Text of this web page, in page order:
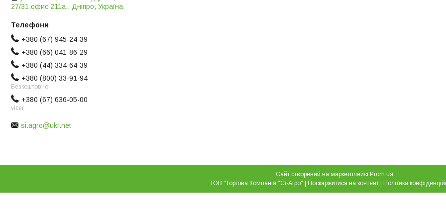
27/31,офис 211а., Дніпро, Україна
+380 (67) 945-24-39
+380 (66) 041-86-29
+380 (44) 334-64-39
+380 (800) 33-91-94
Безкоштовно
+380 (67) 636-05-00
viber
si.agro@ukr.net
Сайт створений на маркетплейсі Prom.ua
ТОВ "Торгова Компанія "Сі-Агро" | Поскаржитися на контент | Політика